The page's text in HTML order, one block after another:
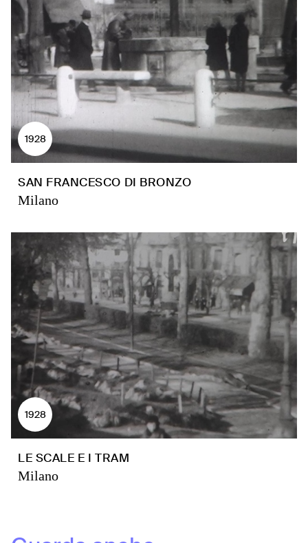
1928
SAN FRANCESCO DI BRONZO
Milano
1928
LE SCALE E I TRAM
Milano